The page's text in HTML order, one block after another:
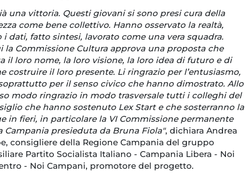
una vittoria. Questi giovani si sono presi cura della
come bene collettivo. Hanno osservato la realtà,
i dati, fatto sintesi, lavorato come una vera squadra.
la Commissione Cultura approva una proposta che
il loro nome, la loro visione, la loro idea di futuro e di
costruire il loro presente. Li ringrazio per l’entusiasmo,
per il senso civico che hanno dimostrato. Allo
modo ringrazio in modo trasversale tutti i colleghi del
che hanno sostenuto Lex Start e che sosterranno la
in fieri, in particolare la VI Commissione permanente
Campania presieduta da Bruna Fiola", dichiara Andrea
consigliere della Regione Campania del gruppo
Partito Socialista Italiano - Campania Libera - Noi
- Noi Campani, promotore del progetto.